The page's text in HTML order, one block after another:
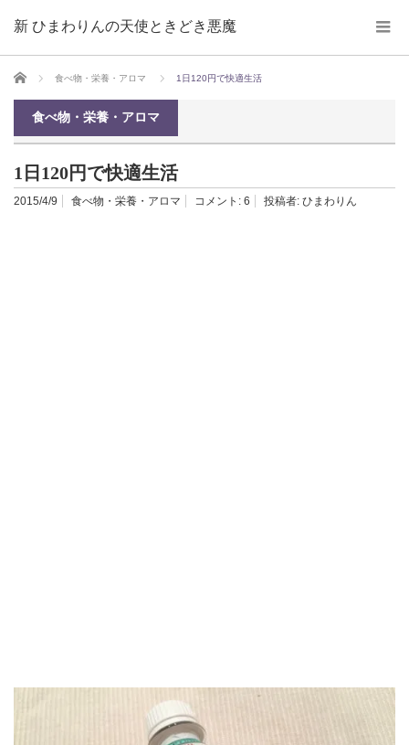
新 ひまわりんの天使ときどき悪魔
ホーム 食べ物・栄養・アロマ 1日120円で快適生活
食べ物・栄養・アロマ
1日120円で快適生活
2015/4/9 食べ物・栄養・アロマ コメント: 6 投稿者: ひまわりん